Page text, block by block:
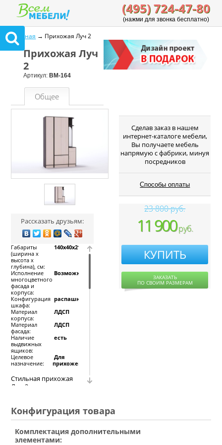
(495) 724-47-80
(нажми для звонка бесплатно)
Главная → Прихожая Луч 2
Прихожая Луч
2
Артикул: ВМ-164
Общее
Рассказать друзьям:
Габариты
(ширина х
высота х
глубина), см:
140x40x215
Исполнение
многоцветного
фасада и
корпуса:
Возможно
Конфигурация
шкафа:
распашной
Материал
корпуса:
ЛДСП
Материал
фасада:
ЛДСП
Наличие
выдвижных
ящиков:
есть
Целевое
назначение:
Для
прихожей
Стильная прихожая
Луч-2 является
мебельной
композиции. Самым
крупногабаритный
одностворчатый
Cделав заказ в нашем
интернет-каталоге мебели,
Вы получаете мебель
напрямую с фабрики, минуя
посредников
Способы оплаты
23 800 руб.
11 900руб.
КУПИТЬ
ЗАКАЗАТЬ
ПО СВОИМ РАЗМЕРАМ
Конфигурация товара
Комплектация дополнительными
элементами: